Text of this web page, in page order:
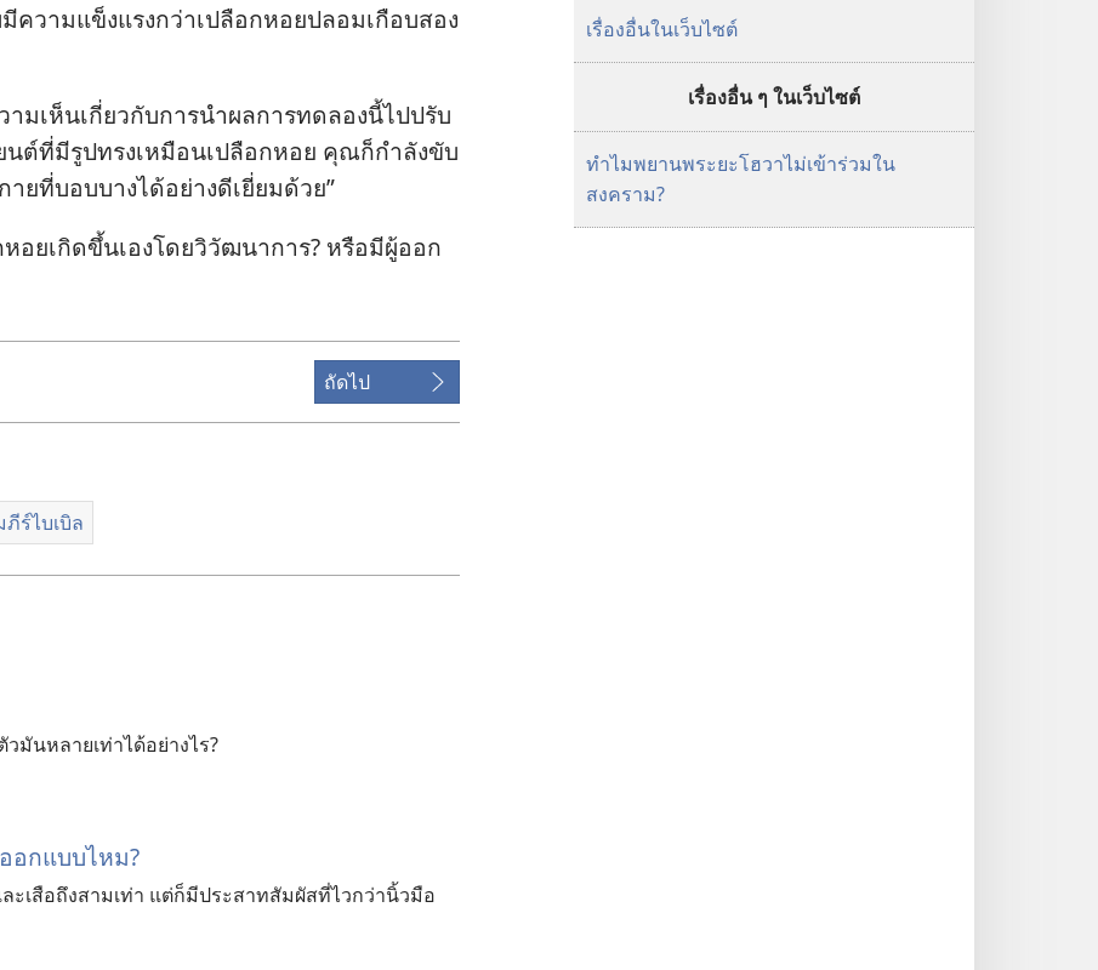
ความ​แข็งแรง​กว่า​เปลือก​หอย​ปลอม​เกือบ​สอง​
าม​เห็น​เกี่ยว​กับ​การ​นำ​ผล​การ​ทดลอง​นี้​ไป​ปรับ​
ต์​ที่​มี​รูป​ทรง​เหมือน​เปลือก​หอย คุณ​ก็​กำลัง​ขับ​
ย​ที่​บอบบาง​ได้​อย่าง​ดี​เยี่ยม​ด้วย”
หอย​เกิด​ขึ้น​เอง​โดย​วิวัฒนาการ? หรือ​มี​ผู้​ออก​
ถัดไป
ร์ไบเบิล
มัน​หลาย​เท่า​ได้​อย่าง​ไร?
อกแบบไหม?
ะเสือถึงสามเท่า แต่ก็มีประสาทสัมผัสที่ไวกว่านิ้วมือ
เรื่องอื่นในเว็บไซต์
เรื่องอื่น ๆ ในเว็บไซต์
ทำไมพยานพระยะโฮวาไม่เข้าร่วมใน
สงคราม?